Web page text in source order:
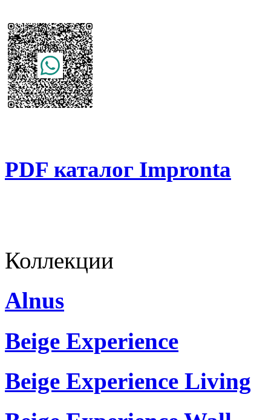
PDF каталог Impronta
Коллекции
Alnus
Beige Experience
Beige Experience Living